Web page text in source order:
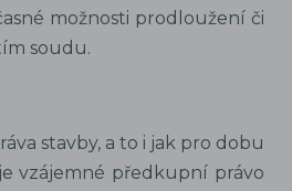
možnosti prodloužení či
soudu.
stavby, a to i jak pro dobu
vzájemné předkupní právo